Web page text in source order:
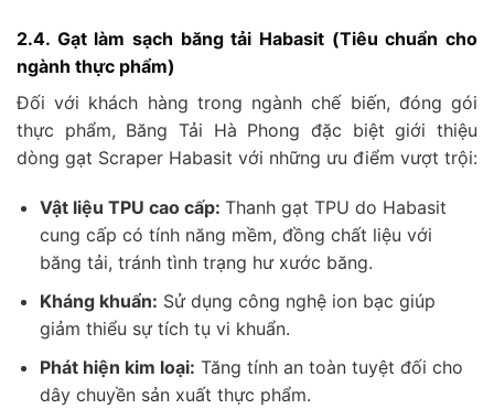
2.4. Gạt làm sạch băng tải Habasit (Tiêu chuẩn cho
ngành thực phẩm)
Đối với khách hàng trong ngành chế biến, đóng gói
thực phẩm, Băng Tải Hà Phong đặc biệt giới thiệu
dòng gạt Scraper Habasit với những ưu điểm vượt trội:
Vật liệu TPU cao cấp: Thanh gạt TPU do Habasit
cung cấp có tính năng mềm, đồng chất liệu với
băng tải, tránh tình trạng hư xước băng.
Kháng khuẩn: Sử dụng công nghệ ion bạc giúp
giảm thiểu sự tích tụ vi khuẩn.
Phát hiện kim loại: Tăng tính an toàn tuyệt đối cho
dây chuyền sản xuất thực phẩm.